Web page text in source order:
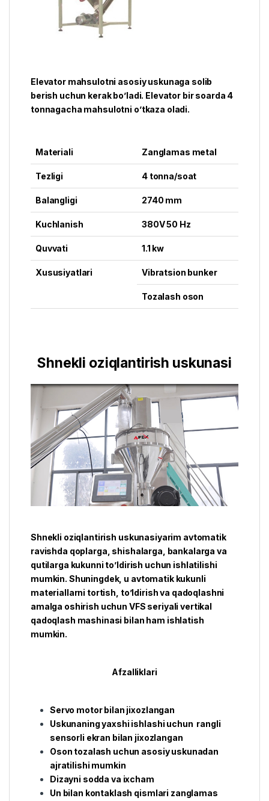
Elevator mahsulotni asosiy uskunaga solib
berish uchun kerak bo’ladi. Elevator bir soarda 4
tonnagacha mahsulotni o’tkaza oladi.
Materiali Zanglamas metal
Tezligi 4 tonna/soat
Balangligi 2740 mm
Kuchlanish 380V 50 Hz
Quvvati 1.1 kw
Xususiyatlari Vibratsion bunker
Tozalash oson
Shnekli oziqlantirish uskunasi
Shnekli oziqlantirish uskunasiyarim avtomatik
ravishda qoplarga, shishalarga, bankalarga va
qutilarga kukunni to’ldirish uchun ishlatilishi
mumkin. Shuningdek, u avtomatik kukunli
materiallarni tortish, to’ldirish va qadoqlashni
amalga oshirish uchun VFS seriyali vertikal
qadoqlash mashinasi bilan ham ishlatish
mumkin.
Afzalliklari
Servo motor bilan jixozlangan
Uskunaning yaxshi ishlashi uchun rangli
sensorli ekran bilan jixozlangan
Oson tozalash uchun asosiy uskunadan
ajratilishi mumkin
Dizayni sodda va ixcham
Un bilan kontaklash qismlari zanglamas